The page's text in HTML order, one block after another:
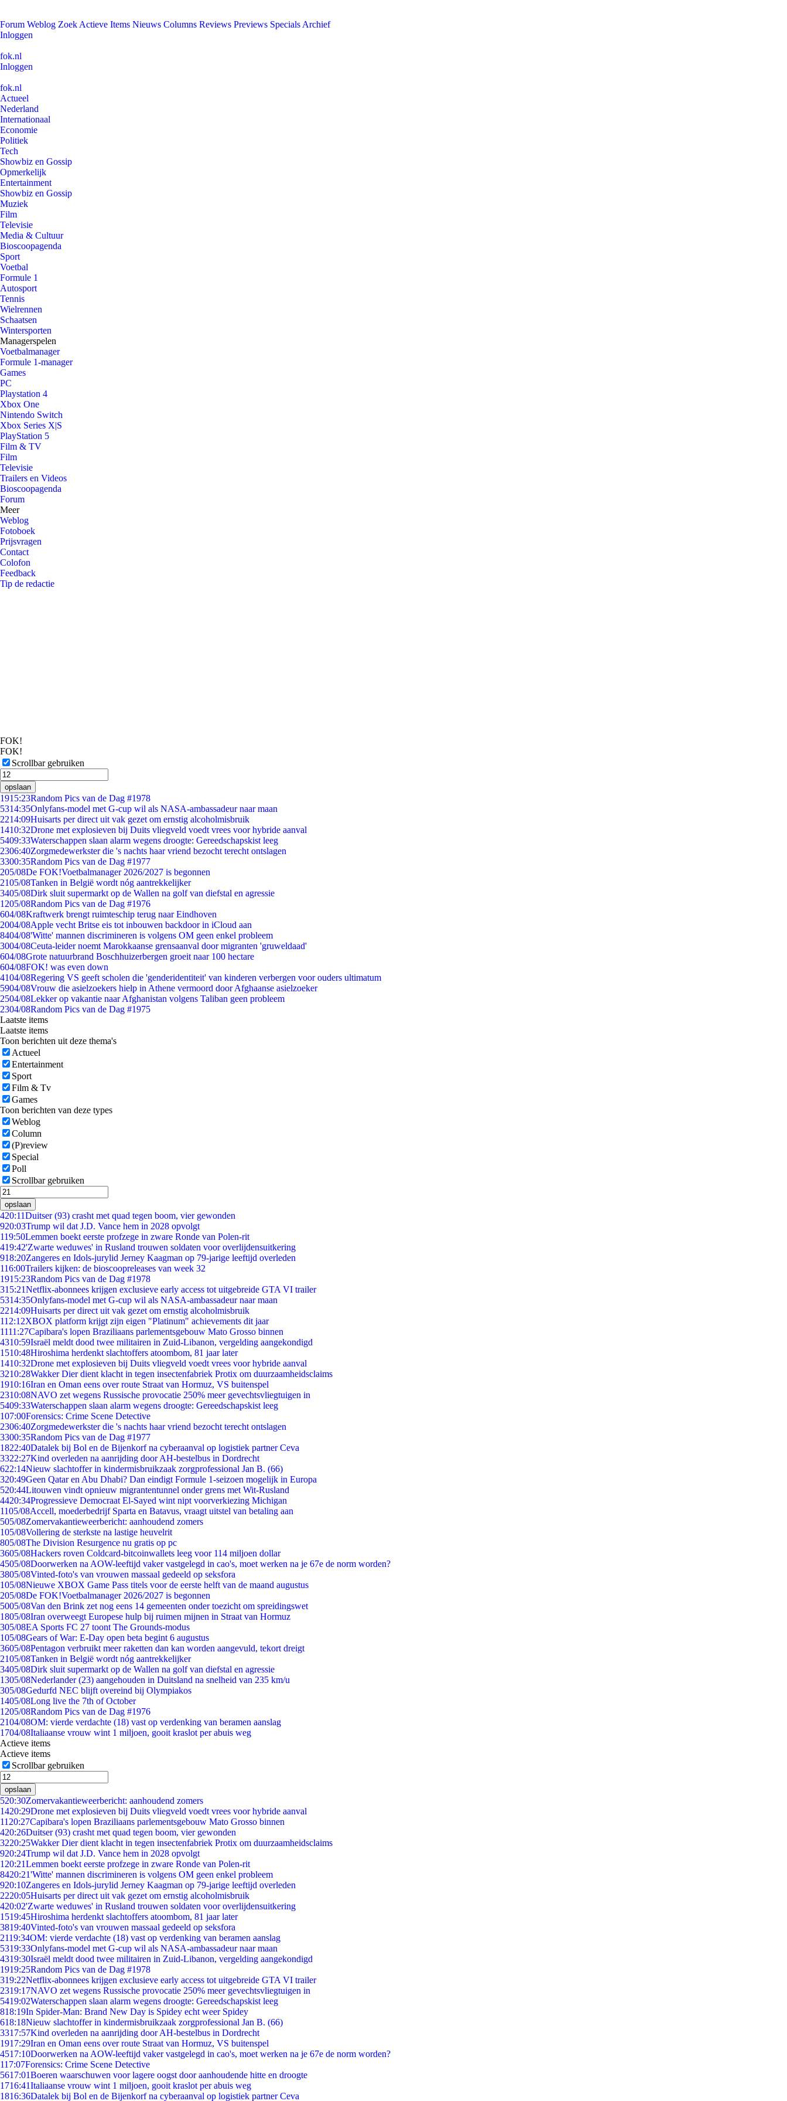
Forum Weblog Zoek Actieve Items Nieuws Columns Reviews Previews Specials Archief
Inloggen
fok.nl
Inloggen
fok.nl
Actueel
Nederland
Internationaal
Economie
Politiek
Tech
Showbiz en Gossip
Opmerkelijk
Entertainment
Showbiz en Gossip
Muziek
Film
Televisie
Media & Cultuur
Bioscoopagenda
Sport
Voetbal
Formule 1
Autosport
Tennis
Wielrennen
Schaatsen
Wintersporten
Managerspelen
Voetbalmanager
Formule 1-manager
Games
PC
Playstation 4
Xbox One
Nintendo Switch
Xbox Series X|S
PlayStation 5
Film & TV
Film
Televisie
Trailers en Videos
Bioscoopagenda
Forum
Meer
Weblog
Fotoboek
Prijsvragen
Contact
Colofon
Feedback
Tip de redactie
FOK!
FOK!
Scrollbar gebruiken
opslaan
1915:23Random Pics van de Dag #1978
5314:35Onlyfans-model met G-cup wil als NASA-ambassadeur naar maan
2214:09Huisarts per direct uit vak gezet om ernstig alcoholmisbruik
1410:32Drone met explosieven bij Duits vliegveld voedt vrees voor hybride aanval
5409:33Waterschappen slaan alarm wegens droogte: Gereedschapskist leeg
2306:40Zorgmedewerkster die 's nachts haar vriend bezocht terecht ontslagen
3300:35Random Pics van de Dag #1977
205/08De FOK!Voetbalmanager 2026/2027 is begonnen
2105/08Tanken in België wordt nóg aantrekkelijker
3405/08Dirk sluit supermarkt op de Wallen na golf van diefstal en agressie
1205/08Random Pics van de Dag #1976
604/08Kraftwerk brengt ruimteschip terug naar Eindhoven
2004/08Apple vecht Britse eis tot inbouwen backdoor in iCloud aan
8404/08'Witte' mannen discrimineren is volgens OM geen enkel probleem
3004/08Ceuta-leider noemt Marokkaanse grensaanval door migranten 'gruweldaad'
604/08Grote natuurbrand Boschhuizerbergen groeit naar 100 hectare
604/08FOK! was even down
4104/08Regering VS geeft scholen die 'genderidentiteit' van kinderen verbergen voor ouders ultimatum
5904/08Vrouw die asielzoekers hielp in Athene vermoord door Afghaanse asielzoeker
2504/08Lekker op vakantie naar Afghanistan volgens Taliban geen probleem
2304/08Random Pics van de Dag #1975
Laatste items
Laatste items
Toon berichten uit deze thema's
Actueel
Entertainment
Sport
Film & Tv
Games
Toon berichten van deze types
Weblog
Column
(P)review
Special
Poll
Scrollbar gebruiken
opslaan
420:11Duitser (93) crasht met quad tegen boom, vier gewonden
920:03Trump wil dat J.D. Vance hem in 2028 opvolgt
119:50Lemmen boekt eerste profzege in zware Ronde van Polen-rit
419:42'Zwarte weduwes' in Rusland trouwen soldaten voor overlijdensuitkering
918:20Zangeres en Idols-jurylid Jerney Kaagman op 79-jarige leeftijd overleden
116:00Trailers kijken: de bioscoopreleases van week 32
1915:23Random Pics van de Dag #1978
315:21Netflix-abonnees krijgen exclusieve early access tot uitgebreide GTA VI trailer
5314:35Onlyfans-model met G-cup wil als NASA-ambassadeur naar maan
2214:09Huisarts per direct uit vak gezet om ernstig alcoholmisbruik
112:12XBOX platform krijgt zijn eigen "Platinum" achievements dit jaar
1111:27Capibara's lopen Braziliaans parlementsgebouw Mato Grosso binnen
4310:59Israël meldt dood twee militairen in Zuid-Libanon, vergelding aangekondigd
1510:48Hiroshima herdenkt slachtoffers atoombom, 81 jaar later
1410:32Drone met explosieven bij Duits vliegveld voedt vrees voor hybride aanval
3210:28Wakker Dier dient klacht in tegen insectenfabriek Protix om duurzaamheidsclaims
1910:16Iran en Oman eens over route Straat van Hormuz, VS buitenspel
2310:08NAVO zet wegens Russische provocatie 250% meer gevechtsvliegtuigen in
5409:33Waterschappen slaan alarm wegens droogte: Gereedschapskist leeg
107:00Forensics: Crime Scene Detective
2306:40Zorgmedewerkster die 's nachts haar vriend bezocht terecht ontslagen
3300:35Random Pics van de Dag #1977
1822:40Datalek bij Bol en de Bijenkorf na cyberaanval op logistiek partner Ceva
3322:27Kind overleden na aanrijding door AH-bestelbus in Dordrecht
622:14Nieuw slachtoffer in kindermisbruikzaak zorgprofessional Jan B. (66)
320:49Geen Qatar en Abu Dhabi? Dan eindigt Formule 1-seizoen mogelijk in Europa
520:44Litouwen vindt opnieuw migrantentunnel onder grens met Wit-Rusland
4420:34Progressieve Democraat El-Sayed wint nipt voorverkiezing Michigan
1105/08Accell, moederbedrijf Sparta en Batavus, vraagt uitstel van betaling aan
505/08Zomervakantieweerbericht: aanhoudend zomers
105/08Vollering de sterkste na lastige heuvelrit
805/08The Division Resurgence nu gratis op pc
3605/08Hackers roven Coldcard-bitcoinwallets leeg voor 114 miljoen dollar
4505/08Doorwerken na AOW-leeftijd vaker vastgelegd in cao's, moet werken na je 67e de norm worden?
3805/08Vinted-foto's van vrouwen massaal gedeeld op seksfora
105/08Nieuwe XBOX Game Pass titels voor de eerste helft van de maand augustus
205/08De FOK!Voetbalmanager 2026/2027 is begonnen
5005/08Van den Brink zet nog eens 14 gemeenten onder toezicht om spreidingswet
1805/08Iran overweegt Europese hulp bij ruimen mijnen in Straat van Hormuz
305/08EA Sports FC 27 toont The Grounds-modus
105/08Gears of War: E-Day open beta begint 6 augustus
3605/08Pentagon verbruikt meer raketten dan kan worden aangevuld, tekort dreigt
2105/08Tanken in België wordt nóg aantrekkelijker
3405/08Dirk sluit supermarkt op de Wallen na golf van diefstal en agressie
1305/08Nederlander (23) aangehouden in Duitsland na snelheid van 235 km/u
305/08Gedurfd NEC blijft overeind bij Olympiakos
1405/08Long live the 7th of October
1205/08Random Pics van de Dag #1976
2104/08OM: vierde verdachte (18) vast op verdenking van beramen aanslag
1704/08Italiaanse vrouw wint 1 miljoen, gooit kraslot per abuis weg
Actieve items
Actieve items
Scrollbar gebruiken
opslaan
520:30Zomervakantieweerbericht: aanhoudend zomers
1420:29Drone met explosieven bij Duits vliegveld voedt vrees voor hybride aanval
11 20:27Capibara's lopen Braziliaans parlementsgebouw Mato Grosso binnen
420:26Duitser (93) crasht met quad tegen boom, vier gewonden
3220:25Wakker Dier dient klacht in tegen insectenfabriek Protix om duurzaamheidsclaims
920:24Trump wil dat J.D. Vance hem in 2028 opvolgt
1 20:21Lemmen boekt eerste profzege in zware Ronde van Polen-rit
8420:21'Witte' mannen discrimineren is volgens OM geen enkel probleem
920:10Zangeres en Idols-jurylid Jerney Kaagman op 79-jarige leeftijd overleden
2220:05Huisarts per direct uit vak gezet om ernstig alcoholmisbruik
420:02'Zwarte weduwes' in Rusland trouwen soldaten voor overlijdensuitkering
1519:45Hiroshima herdenkt slachtoffers atoombom, 81 jaar later
3819:40Vinted-foto's van vrouwen massaal gedeeld op seksfora
2119:34OM: vierde verdachte (18) vast op verdenking van beramen aanslag
5319:33Onlyfans-model met G-cup wil als NASA-ambassadeur naar maan
4319:30Israël meldt dood twee militairen in Zuid-Libanon, vergelding aangekondigd
1919:25Random Pics van de Dag #1978
319:22Netflix-abonnees krijgen exclusieve early access tot uitgebreide GTA VI trailer
2319:17NAVO zet wegens Russische provocatie 250% meer gevechtsvliegtuigen in
5419:02Waterschappen slaan alarm wegens droogte: Gereedschapskist leeg
818:19In Spider-Man: Brand New Day is Spidey echt weer Spidey
618:18Nieuw slachtoffer in kindermisbruikzaak zorgprofessional Jan B. (66)
3317:57Kind overleden na aanrijding door AH-bestelbus in Dordrecht
1917:29Iran en Oman eens over route Straat van Hormuz, VS buitenspel
4517:10Doorwerken na AOW-leeftijd vaker vastgelegd in cao's, moet werken na je 67e de norm worden?
117:07Forensics: Crime Scene Detective
5617:01Boeren waarschuwen voor lagere oogst door aanhoudende hitte en droogte
1716:41Italiaanse vrouw wint 1 miljoen, gooit kraslot per abuis weg
1816:36Datalek bij Bol en de Bijenkorf na cyberaanval op logistiek partner Ceva